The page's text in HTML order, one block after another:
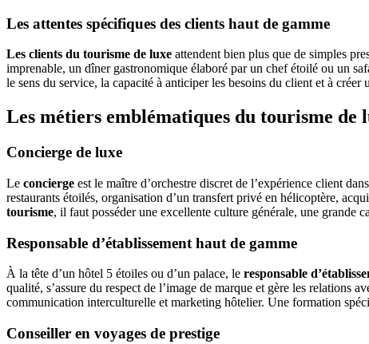
Les attentes spécifiques des clients haut de gamme
Les clients du tourisme de luxe attendent bien plus que de simples
imprenable, un dîner gastronomique élaboré par un chef étoilé ou un
le sens du service, la capacité à anticiper les besoins du client et à
Les métiers emblématiques du tourisme de
Concierge de luxe
Le concierge est le maître d’orchestre discret de l’expérience client
restaurants étoilés, organisation d’un transfert privé en hélicoptère,
tourisme, il faut posséder une excellente culture générale, une grande
Responsable d’établissement haut de gamme
À la tête d’un hôtel 5 étoiles ou d’un palace, le responsable
qualité, s’assure du respect de l’image de marque et gère les relations
communication interculturelle et marketing hôtelier. Une formation
Conseiller en voyages de prestige